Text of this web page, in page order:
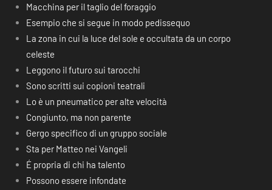
Macchina per il taglio del foraggio
Esempio che si segue in modo pedissequo
La zona in cui la luce del sole e occultata da un corpo
celeste
Leggono il futuro sui tarocchi
Sono scritti sui copioni teatrali
Lo è un pneumatico per alte velocità
Congiunto, ma non parente
Gergo specifico di un gruppo sociale
Sta per Matteo nei Vangeli
É propria di chi ha talento
Possono essere infondate